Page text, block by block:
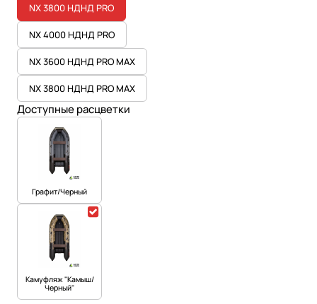
NX 3800 НДНД PRO
NX 4000 НДНД PRO
NX 3600 НДНД PRO MAX
NX 3800 НДНД PRO MAX
Доступные расцветки
Графит/Черный
Камуфляж "Камыш/
Черный"